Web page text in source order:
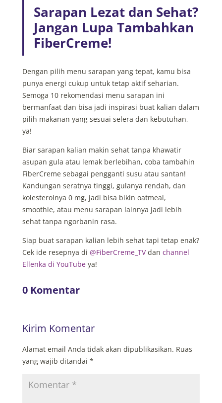
Sarapan Lezat dan Sehat?
Jangan Lupa Tambahkan
FiberCreme!
Dengan pilih menu sarapan yang tepat, kamu bisa
punya energi cukup untuk tetap aktif seharian.
Semoga 10 rekomendasi menu sarapan ini
bermanfaat dan bisa jadi inspirasi buat kalian dalam
pilih makanan yang sesuai selera dan kebutuhan,
ya!
Biar sarapan kalian makin sehat tanpa khawatir
asupan gula atau lemak berlebihan, coba tambahin
FiberCreme sebagai pengganti susu atau santan!
Kandungan seratnya tinggi, gulanya rendah, dan
kolesterolnya 0 mg, jadi bisa bikin oatmeal,
smoothie, atau menu sarapan lainnya jadi lebih
sehat tanpa ngorbanin rasa.
Siap buat sarapan kalian lebih sehat tapi tetap enak?
Cek ide resepnya di @FiberCreme_TVdan channel
Ellenka di YouTubeya!
0 Komentar
Kirim Komentar
Alamat email Anda tidak akan dipublikasikan. Ruas
yang wajib ditandai *